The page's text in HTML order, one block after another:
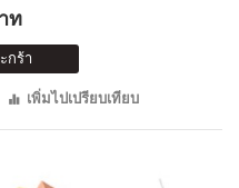
ท
กร้า
เพิ่มไปเปรียบเทียบ